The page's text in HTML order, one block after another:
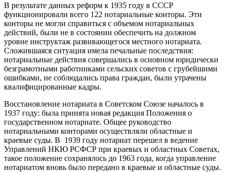
В результате данных реформ к 1935 году в СССР
функционировали всего 122 нотариальные конторы. Эти
конторы не могли справиться с объемом нотариальных
действий, были не в состоянии обеспечить на должном
уровне инструктаж развивающегося местного нотариата.
Сложившаяся ситуация имела печальные последствия:
нотариальные действия совершались в основном юридически
безграмотными работниками сельских советов с грубейшими
ошибками, не соблюдались права граждан, были утрачены
квалифицированные кадры.
Восстановление нотариата в Советском Союзе началось в
1937 году: была принята новая редакция Положения о
государственном нотариате. Общее руководство
нотариальными конторами осуществляли областные и
краевые суды. В 1939 году нотариат перешел в ведение
Управлений НКЮ РСФСР при краевых и областных Советах,
такое положение сохранялось до 1963 года, когда управление
нотариатом вновь было передано в краевые и областные суды.